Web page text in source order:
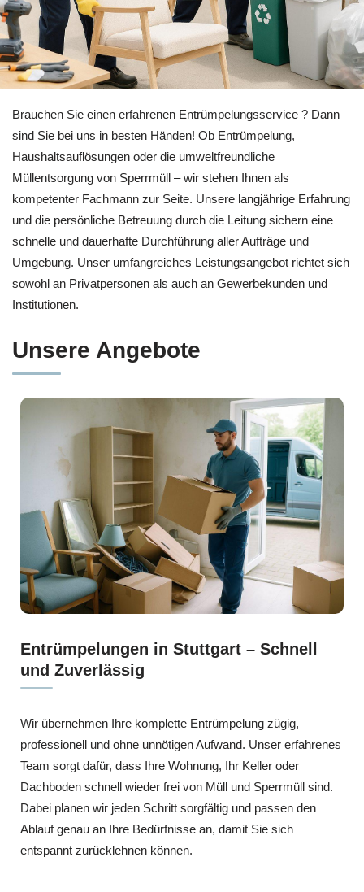
Wählen Sie Entrümpelung für Stuttgart bei 🏡RäumProjekt
Brauchen Sie einen erfahrenen Entrümpelungsservice ? Dann
sind Sie bei uns in besten Händen! Ob Entrümpelung,
Haushaltsauflösungen oder die umweltfreundliche
Müllentsorgung von Sperrmüll – wir stehen Ihnen als
kompetenter Fachmann zur Seite. Unsere langjährige Erfahrung
und die persönliche Betreuung durch die Leitung sichern eine
schnelle und dauerhafte Durchführung aller Aufträge und
Umgebung. Unser umfangreiches Leistungsangebot richtet sich
sowohl an Privatpersonen als auch an Gewerbekunden und
Institutionen.
Unsere Angebote
Entrümpelungen in Stuttgart – Schnell
und Zuverlässig
Wir übernehmen Ihre komplette Entrümpelung zügig,
professionell und ohne unnötigen Aufwand. Unser erfahrenes
Team sorgt dafür, dass Ihre Wohnung, Ihr Keller oder
Dachboden schnell wieder frei von Müll und Sperrmüll sind.
Dabei planen wir jeden Schritt sorgfältig und passen den
Ablauf genau an Ihre Bedürfnisse an, damit Sie sich
entspannt zurücklehnen können.